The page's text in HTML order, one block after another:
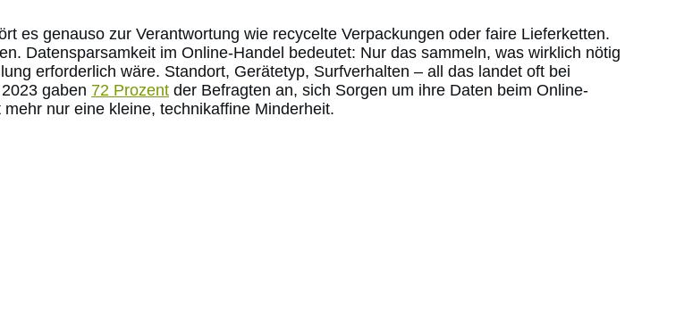
es genauso zur Verantwortung wie recycelte Verpackungen oder faire Lieferketten.
Datensparsamkeit im Online-Handel bedeutet: Nur das sammeln, was wirklich nötig
erforderlich wäre. Standort, Gerätetyp, Surfverhalten – all das landet oft bei
gaben 72 Prozent der Befragten an, sich Sorgen um ihre Daten beim Online-
nur eine kleine, technikaffine Minderheit.